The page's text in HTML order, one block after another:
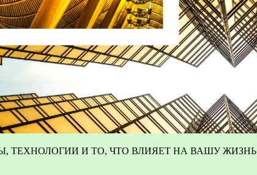
И ТО, ЧТО ВЛИЯЕТ НА ВАШУ ЖИЗНЬ